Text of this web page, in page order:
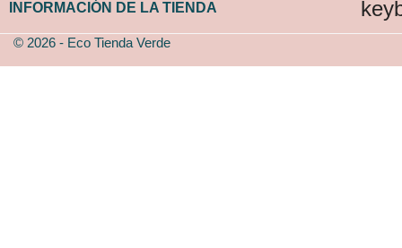
INFORMACIÓN DE LA TIENDA
© 2026 - Eco Tienda Verde